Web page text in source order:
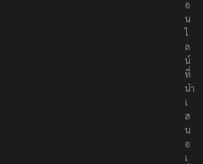
อ
อ
น
ไ
ล
น์
ที่
นำ
เ
ส
น
อ